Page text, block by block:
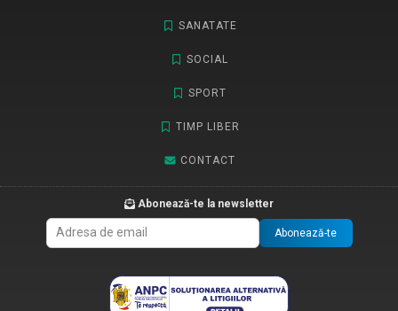
SANATATE
SOCIAL
SPORT
TIMP LIBER
CONTACT
Abonează-te la newsletter
Abonează-te